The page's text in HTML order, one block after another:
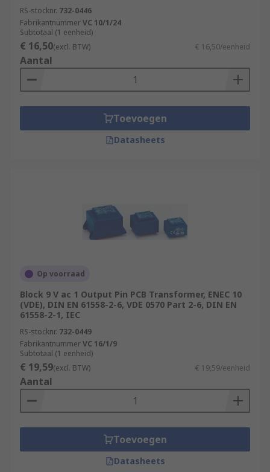
RS-stocknr. 732-0446
FabrikantnummerVC 10/1/24
Subtotaal (1 eenheid)
€ 16,50(excl. BTW) € 16,50/eenheid
Aantal
Toevoegen
Datasheets
Op voorraad
Block 9 V ac 1 Output Pin PCB Transformer, ENEC 10
(VDE), DIN EN 61558-2-6, VDE 0570 Part 2-6, DIN EN
61558-2-1, IEC
RS-stocknr. 732-0449
FabrikantnummerVC 16/1/9
Subtotaal (1 eenheid)
€ 19,59(excl. BTW) € 19,59/eenheid
Aantal
Toevoegen
Datasheets